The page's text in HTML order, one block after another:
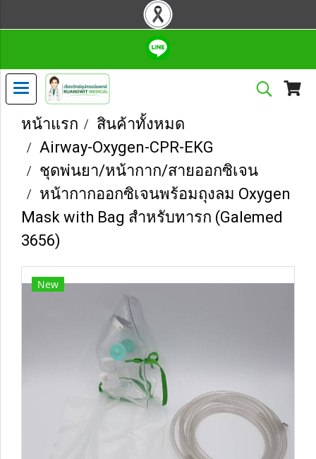
หน้าแรก
สินค้าทั้งหมด
Airway-Oxygen-CPR-EKG
ชุดพ่นยา/หน้ากาก/สายออกซิเจน
หน้ากากออกซิเจนพร้อมถุงลม Oxygen
Mask with Bag สำหรับทารก (Galemed
3656)
New